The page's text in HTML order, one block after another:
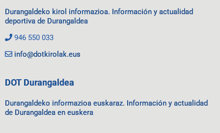
Durangaldeko kirol informazioa. Información y actualidad
deportiva de Durangaldea
946 550 033
info@dotkirolak.eus
DOT Durangaldea
Durangaldeko informazioa euskaraz. Información y actualidad
de Durangaldea en euskera